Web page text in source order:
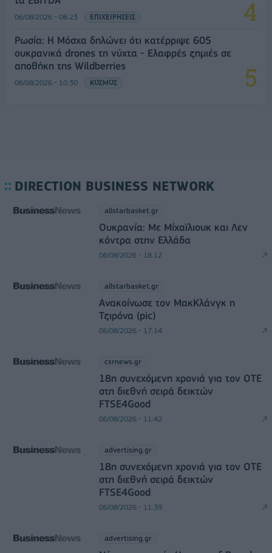
06/08/2026 - 08:23 ΕΠΙΧΕΙΡΗΣΕΙΣ
Ρωσία: Η Μόσχα δηλώνει ότι κατέρριψε 605
ουκρανικά drones τη νύχτα - Ελαφρές ζημιές σε
αποθήκη της Wildberries
06/08/2026 - 10:30 ΚΟΣΜΟΣ
DIRECTION BUSINESS NETWORK
allstarbasket.gr
Ουκρανία: Με Μίχαϊλιουκ και Λεν
κόντρα στην Ελλάδα
06/08/2026 - 18:12
allstarbasket.gr
Ανακοίνωσε τον ΜακΚλάνγκ η
Τζιρόνα (pic)
06/08/2026 - 17:14
csrnews.gr
18η συνεχόμενη χρονιά για τον ΟΤΕ
στη διεθνή σειρά δεικτών
FTSE4Good
06/08/2026 - 11:42
advertising.gr
18η συνεχόμενη χρονιά για τον ΟΤΕ
στη διεθνή σειρά δεικτών
FTSE4Good
06/08/2026 - 11:39
advertising.gr